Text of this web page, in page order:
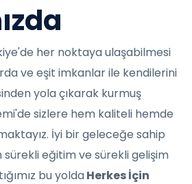
her noktaya ulaşabilmesi
ve eşit imkanlar ile kendilerini
yola çıkarak kurmuş
sizlere hem kaliteli hemde
İyi bir geleceğe sahip
eğitim ve sürekli gelişim
bu yoldaHerkes İçin